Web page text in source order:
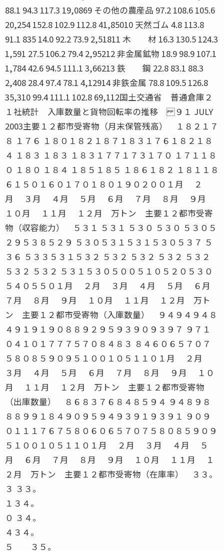
３ ３３。
１３４。
０ ３４。
４３４。
５ ３５。